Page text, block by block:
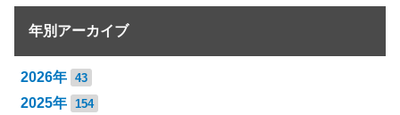
年別アーカイブ
2026年 43
2025年 154